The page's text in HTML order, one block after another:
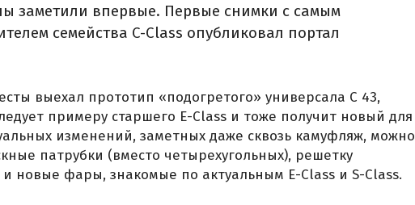
заметили впервые. Первые снимки с самым
семейства C-Class опубликовал портал
выехал прототип «подогретого» универсала C 43,
примеру старшего E-Class и тоже получит новый для
изменений, заметных даже сквозь камуфляж, можно
патрубки (вместо четырехугольных), решетку
новые фары, знакомые по актуальным E-Class и S-Class.